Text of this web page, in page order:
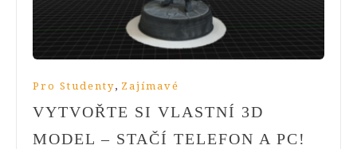
Pro Studenty, Zajímavé
VYTVOŘTE SI VLASTNÍ 3D
MODEL – STAČÍ TELEFON A PC!